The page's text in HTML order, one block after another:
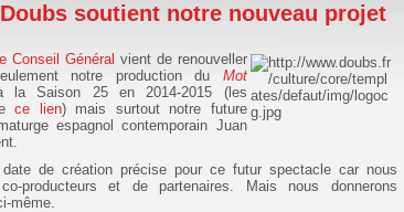
soutient notre nouveau projet
le Conseil Général vient de renouveller
notre production du Mot
la Saison 25 en 2014-2015 (les
ce lien) mais surtout notre future
espagnol contemporain Juan
de création précise pour ce futur spectacle car nous
producteurs et de partenaires. Mais nous donnerons
même.